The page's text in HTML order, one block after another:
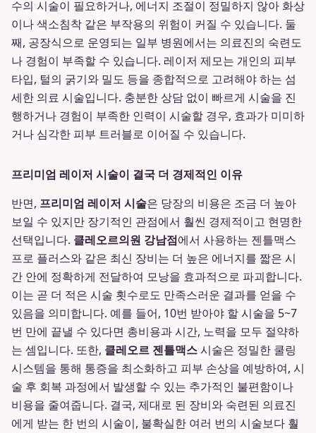
수의 시술이 필요하거나, 에너지 조절이 정밀하지 않아 화상
이나 색소침착 같은 부작용의 위험이 커질 수 있습니다. 둘
째, 공장식으로 운영되는 일부 병원에서는 의료진의 숙련도
나 경험이 부족할 수 있습니다. 레이저 제모는 개인의 피부
타입, 털의 굵기와 밀도 등을 종합적으로 고려해야 하는 섬
세한 의료 시술입니다. 충분한 상담 없이 빠르게 시술을 진
행하거나 경험이 부족한 인력이 시술할 경우, 효과가 미미하
거나 심각한 피부 트러블로 이어질 수 있습니다.
프리미엄 레이저 시술이 결국 더 경제적인 이유
반면, 프리미엄 레이저 시술은 당장의 비용은 조금 더 높아
보일 수 있지만 장기적인 관점에서 훨씬 경제적이고 현명한
선택입니다. 클레오르의원 강남점에서 사용하는 젠틀맥스
프로 플러스와 같은 최신 장비는 더 높은 에너지를 짧은 시
간 안에 정확하게 전달하여 모낭을 효과적으로 파괴합니다.
이는 곧 더 적은 시술 횟수로도 만족스러운 결과를 얻을 수
있음을 의미합니다. 예를 들어, 10번 받아야 할 시술을 5~7
번 만에 끝낼 수 있다면 총비용과 시간, 노력을 모두 절약하
는 셈입니다. 또한, 클레오르 젠틀맥스시술은 정밀한 쿨링
시스템을 통해 통증을 최소화하고 피부 손상을 예방하여, 시
술 후 회복 과정에서 발생할 수 있는 추가적인 불편함이나
비용을 줄여줍니다. 결국, 제대로 된 장비와 숙련된 의료진
에게 받는 한 번의 시술이, 불확실한 여러 번의 시술보다 훨